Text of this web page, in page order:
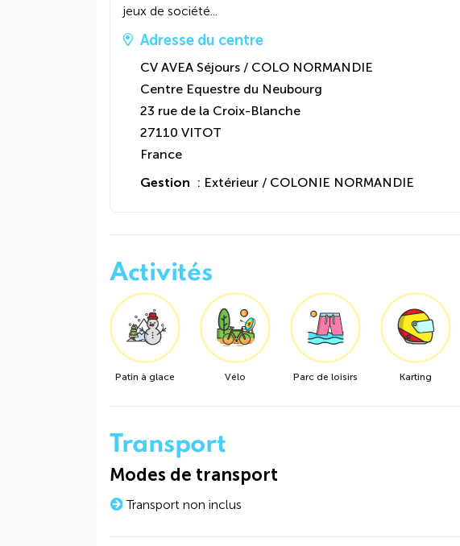
jeux de société...
Adresse du centre
CV AVEA Séjours / COLO NORMANDIE
Centre Equestre du Neubourg
23 rue de la Croix-Blanche
27110 VITOT
France
Gestion : Extérieur / COLONIE NORMANDIE
Activités
Patin à glace Vélo Parc de loisirs Karting
Transport
Modes de transport
Transport non inclus